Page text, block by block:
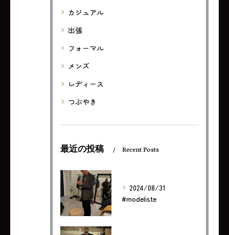
カジュアル
出張
フォーマル
メンズ
レディース
つぶやき
最近の投稿 Recent Posts
2024/08/31
#modeliste